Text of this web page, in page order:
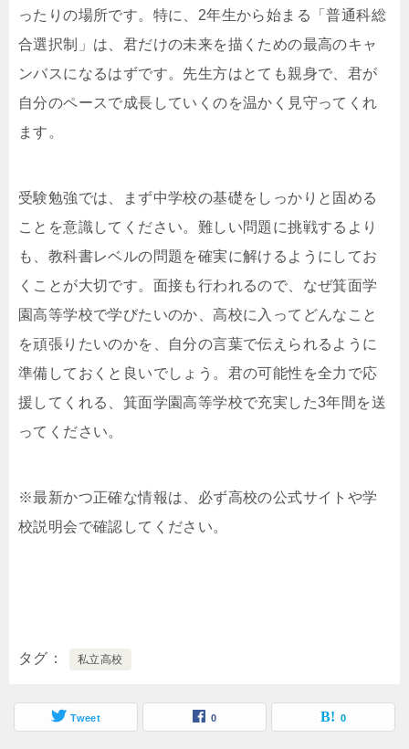
ったりの場所です。特に、2年生から始まる「普通科総
合選択制」は、君だけの未来を描くための最高のキャ
ンバスになるはずです。先生方はとても親身で、君が
自分のペースで成長していくのを温かく見守ってくれ
ます。
受験勉強では、まず中学校の基礎をしっかりと固める
ことを意識してください。難しい問題に挑戦するより
も、教科書レベルの問題を確実に解けるようにしてお
くことが大切です。面接も行われるので、なぜ箕面学
園高等学校で学びたいのか、高校に入ってどんなこと
を頑張りたいのかを、自分の言葉で伝えられるように
準備しておくと良いでしょう。君の可能性を全力で応
援してくれる、箕面学園高等学校で充実した3年間を送
ってください。
※最新かつ正確な情報は、必ず高校の公式サイトや学
校説明会で確認してください。
タグ 私立高校
Tweet 0 0